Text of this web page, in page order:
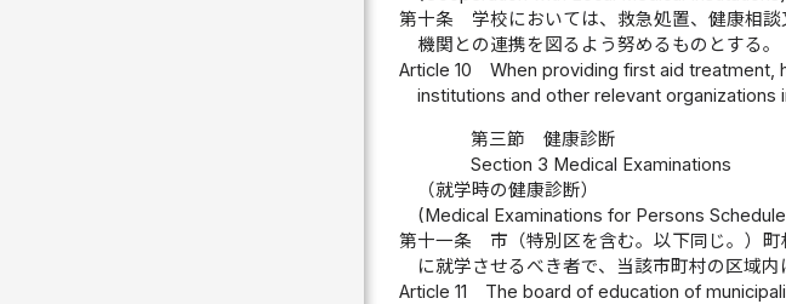
第十条
学校においては、救急処置、健康相
機関との連携を図るよう努めるものとする。
Article 10
When providing first aid treatment,
institutions and other relevant
第三節 健康診断
Section 3 Medical Examinations
（就学時の健康診断）
(Medical Examinations for Persons
第十一条
市（特別区を含む。以下同じ。）町
に就学させるべき者で、当該市町村の区域
Article 11
The board of education of